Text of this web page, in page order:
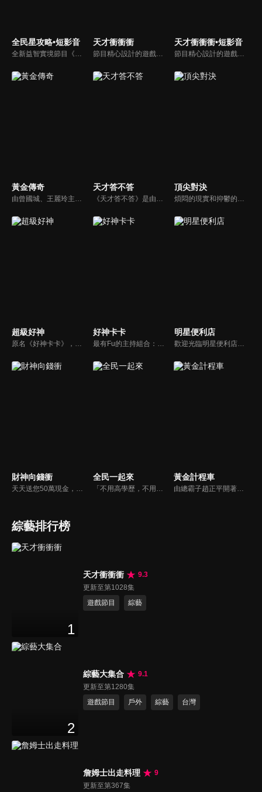
全民星攻略•短影音 天才衝衝衝
節目精心設計的遊戲內容，包括深受觀眾喜愛並且火紅於各大專院校的【TEMPO系列】，考驗藝人用肢體表達能力以及聯想能力的【你是WORD演】、【會演是英雄】，考驗英文程度的【EAR傳耳ABC】，超簡單、超爆笑的【看你怎麼說】，以及考驗藝人反應、機智以及隊友默契的【不可能的默契】等單元，逗趣又爆笑！
天才衝衝衝•短影音
節目精心設計的遊戲內容，包括深受觀眾喜愛並且火紅於各大專院校的【TEMPO系列】，考驗藝人用肢體表達能力以及聯想能力的【你是WORD演】、【會演是英雄】，考驗英文程度的【EAR傳耳ABC】，超簡單、超爆笑的【看你怎麼說】，以及考驗藝人反應、機智以及隊友默契的【不可能的默契】等單元，逗趣又爆笑！
黃金傳奇
由曾國城、王麗玲主持，許多人記憶中的經典外景綜藝節目之一。每次闖關成功的隊伍，可獲得藏寶圖；拼湊出完整藏寶圖者，可憑著藏寶圖提示至寶箱放置處；最後以正確寶箱之正確答案鑰匙開啟成功者，除隊長本身外的每位參賽者，即可獲得價值新台幣5萬元之黃金金牌。
天才答不答
《天才答不答》是由吳宗憲和吳怡霈共同主持的益智節目。節目設立高額的獎金來考驗藝人們真實的人性，同時將題目立體化，讓你身歷其境去冒險答題。更有哪些出乎意料的處罰，讓藝人羞愧的不想再答錯！一個最接近「人性」與「真實」的益智節目，現在就讓吳宗憲帶你輕鬆玩轉知識。
頂尖對決
煩悶的現實和抑鬱的社會，你需要的就是笑、大聲笑、開口笑，《頂尖對決》就要你笑到落ㄟ骸，最具綜藝實力的庹宗康，和喜感十足的納豆各自領軍對抗，藝人搞笑pk笑果十足，《頂尖對決》讓你忘掉一週煩惱！
超級好神
原名《好神卡卡》，後改名為《超級好神》，是一檔益智類綜藝節目，由「A咖天王」徐乃麟搭配黃鐙輝主持。「好神智慧王」、「好神記憶王」、「誰是爆點王」、「好神送好禮」四個單元，讓來賓一較高下。比反應，比記憶，比機智，比膽識，幸運女神的眷顧與遠離永遠都是個未知數！
好神卡卡
最有Fu的主持組合：「A咖天王」徐乃麟+「好神天心」朱芯儀+「真理大學校花」洪棠+「台大獸醫碩士」LYDIA。遊戲的層層關卡，來賓必須要和主持人比反應，比記憶，比機智，比膽識，幸運女神的眷顧與遠離永遠都是個未知數！
明星便利店
歡迎光臨明星便利店！你覺得便利店裡面有什麼？關東煮？茶葉蛋？還是讓你尖叫的大明星？一家擁有明星的便利店，到底有多稀奇，你會不會想要光臨呢？
財神向錢衝
天天送您50萬現金，還有汽車大獎！不考智力、體力，挑戰家人、同事、同學、朋友互相了解的成渡和共同生活經驗。快來參加《財神向前衝》大獎通通送給您。
全民一起來
「不用高學歷，不用會答題，全民一起來，獎金拿不完！」《全民一起來》是一檔結合手機遊戲的大型現場直播益智節目，「記憶、觀察、反應、平衡、敏捷...」，多道關卡考驗挑戰者的多元智能及體能，見證藝人明星各項不可思議的挑戰。
黃金計程車
由總霸子趙正平開著計程車在街頭隨機找尋搭車路人，進行機智問答，如果十題答對就可以拿走金元寶！如果沒有答對，就把當前獎金減一個0然後發放！另外節目中總霸子趙正平還會帶我們遍尋美食名景。
綜藝排行榜
1
天才衝衝衝
9.3
更新至第1028集
遊戲節目
綜藝
2
綜藝大集合
9.1
更新至第1280集
遊戲節目
戶外 綜藝 台灣
詹姆士出走料理
9
更新至第367集